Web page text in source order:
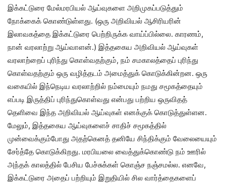
இக்கட்டுரை மேல்மரபியல் ஆய்வுகளை அறிமுகப்படுத்தும்
நோக்கைக் கொண்டுள்ளது. (ஒரு அறிவியல் ஆசிரியரின்
இலாவகத்தை இக்கட்டுரை பெற்றிருக்க வாய்ப்பில்லை. காரணம்,
நான் வரலாற்று ஆய்வாளன்.) இத்தகைய அறிவியல் ஆய்வுகள்
வரலாற்றைப் புரிந்து கொள்வதற்கும், நம் சமகாலத்தைப் புரிந்து
கொள்வதற்கும் ஒரு வழித்தடம் அமைத்துக் கொடுக்கின்றன. ஒரு
வகையில் இந்நெடிய வரலாற்றில் நம்மையும் நமது சமூகத்தையும்
எப்படி இருத்திப் புரிந்துகொள்வது என்பது பற்றிய ஒருவிதத்
தெளிவை இந்த அறிவியல் ஆய்வுகள் எனக்குக் கொடுத்துள்ளன.
மேலும், இத்தகைய ஆய்வுகளைச் சாதிச் சமூகத்தில்
முன்வைக்கும்போது அதற்கெனத் தனியே சிந்திக்கும் வேலையையும்
சேர்த்தே கொடுக்கிறது. மரபியலை வைத்துக்கொண்டு நம் ஊரில்
அந்தக் காலத்தில் பேசிய பேச்சுக்கள் கொஞ்ச நஞ்சமல்ல. எனவே,
இக்கட்டுரை அதைப் பற்றியும் இறுதியில் சில வார்த்தைகளைப்